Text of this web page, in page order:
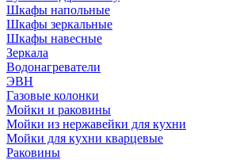
Шкафы напольные
Шкафы зеркальные
Шкафы навесные
Зеркала
Водонагреватели
ЭВН
Газовые колонки
Мойки и раковины
Мойки из нержавейки для кухни
Мойки для кухни кварцевые
Раковины